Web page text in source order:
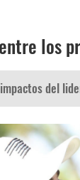
los
del